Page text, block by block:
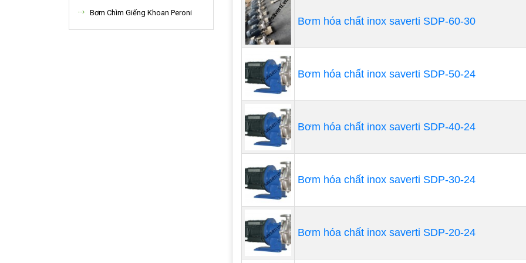
Bơm Chìm Giếng Khoan Peroni
Máy bơm hóa chất có cấu tạo đơn giản bao gồm các bộ phận:
Thân bơm, buồng bơm, nắp bơm, trục bơm, bánh công
Bơm hóa chất inox saverti SDP-60-30
Bơm hóa chất inox saverti SDP-50-24
Bơm hóa chất inox saverti SDP-40-24
Bơm hóa chất inox saverti SDP-30-24
Bơm hóa chất inox saverti SDP-20-24